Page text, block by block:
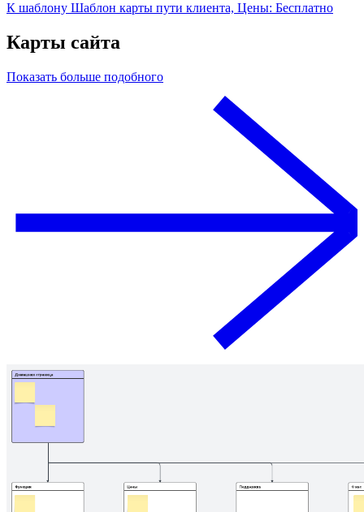
К шаблону Шаблон карты пути клиента, Цены: Бесплатно
Карты сайта
Показать больше подобного